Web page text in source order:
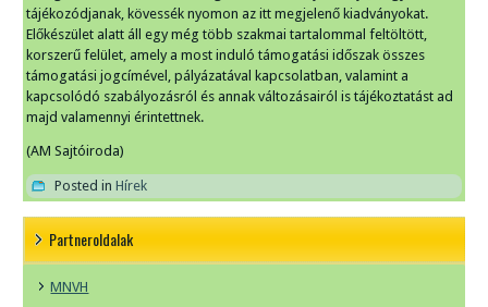
tájékozódjanak, kövessék nyomon az itt megjelenő kiadványokat.
Előkészület alatt áll egy még több szakmai tartalommal feltöltött,
korszerű felület, amely a most induló támogatási időszak összes
támogatási jogcímével, pályázatával kapcsolatban, valamint a
kapcsolódó szabályozásról és annak változásairól is tájékoztatást ad
majd valamennyi érintettnek.
(AM Sajtóiroda)
Posted in Hírek
Partneroldalak
MNVH